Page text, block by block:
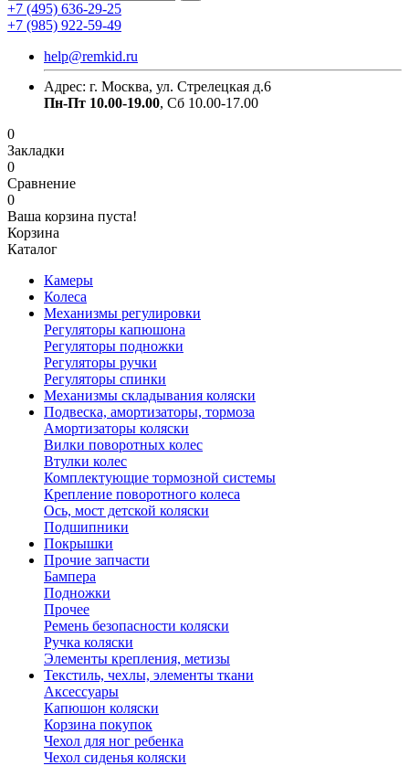
+7 (495) 636-29-25
+7 (985) 922-59-49
help@remkid.ru
Адрес: г. Москва, ул. Стрелецкая д.6
Пн-Пт 10.00-19.00, Сб 10.00-17.00
0
Закладки
0
Сравнение
0
Ваша корзина пуста!
Корзина
Каталог
Камеры
Колеса
Механизмы регулировки
Регуляторы капюшона
Регуляторы подножки
Регуляторы ручки
Регуляторы спинки
Механизмы складывания коляски
Подвеска, амортизаторы, тормоза
Амортизаторы коляски
Вилки поворотных колес
Втулки колес
Комплектующие тормозной системы
Крепление поворотного колеса
Ось, мост детской коляски
Подшипники
Покрышки
Прочие запчасти
Бампера
Подножки
Прочее
Ремень безопасности коляски
Ручка коляски
Элементы крепления, метизы
Текстиль, чехлы, элементы ткани
Аксессуары
Капюшон коляски
Корзина покупок
Чехол для ног ребенка
Чехол сиденья коляски